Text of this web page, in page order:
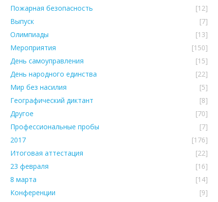
Пожарная безопасность
[12]
Выпуск
[7]
Олимпиады
[13]
Мероприятия
[150]
День самоуправления
[15]
День народного единства
[22]
Мир без насилия
[5]
Географический диктант
[8]
Другое
[70]
Профессиональные пробы
[7]
2017
[176]
Итоговая аттестация
[22]
23 февраля
[16]
8 марта
[14]
Конференции
[9]